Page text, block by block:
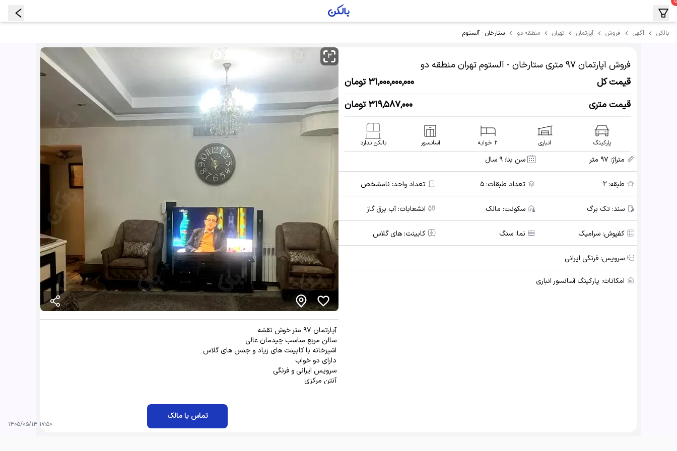
بالکن آگهی فروش آپارتمان تهران منطقه دو ستارخان - آلستوم
فروش آپارتمان۹۷ متری ستارخان - آلستوم
تهران منطقه دو
قیمت کل
۳۱,۰۰۰,۰۰۰,۰۰۰ تومان
قیمت متری
۳۱۹,۵۸۷,۰۰۰ تومان
پارکینگ انباری ۲ خوابه آسانسور بالکن ندارد
متراژ: ۹۷ متر سن بنا:۹ سال
طبقه:۲ تعداد طبقات:۵ تعداد واحد: نامشخص
سند:تک برگ سکونت: مالک انشعابات:آب برق گاز
کفپوش:سرامیک نما:سنگ کابینت:های گلاس
سرویس:فرنگی ایرانی
امکانات: پارکینگ آسانسور انباری
۳
تماس با مالک
۱۷:۵۰ ۱۴۰۵/۰۵/۱۴